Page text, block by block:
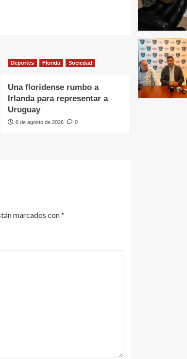
Deportes Florida Sociedad
Una floridense rumbo a
Irlanda para representar a
Uruguay
6 de agosto de 2026 0
marcados con*